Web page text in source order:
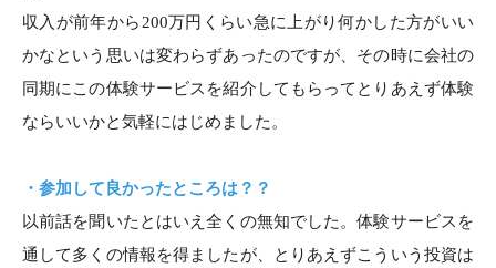
収入が前年から200万円くらい急に上がり何かした方がいい
かなという思いは変わらずあったのですが、その時に会社の
同期にこの体験サービスを紹介してもらってとりあえず体験
ならいいかと気軽にはじめました。
・参加して良かったところは？？
以前話を聞いたとはいえ全くの無知でした。体験サービスを
通して多くの情報を得ましたが、とりあえずこういう投資は